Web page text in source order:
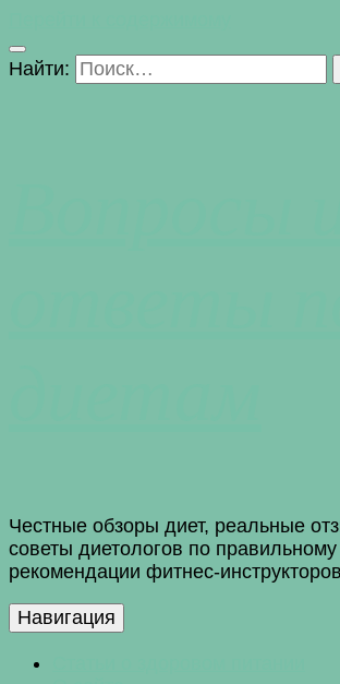
Найти:
Честные обзоры диет, реальные
советы диетологов по
рекомендации фитнес-
Навигация